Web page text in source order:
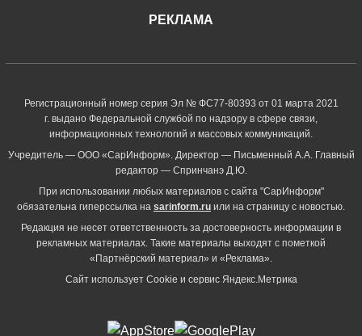
РЕКЛАМА
Регистрационный номер серия Эл № ФС77-80393 от 01 марта 2021
г. выдано Федеральной службой по надзору в сфере связи,
информационных технологий и массовых коммуникаций.
Учредитель — ООО «СарИнформ». Директор — Письменный А.А. Главный
редактор — Спринчанэ Д.Ю.
При использовании любых материалов с сайта "СарИнформ"
обязательна гиперссылка на sarinform.ru или на страницу с новостью.
Редакция не несет ответственность за достоверность информации в
рекламных материалах. Такие материалы выходят с пометкой
«Партнёрский материал» и «Реклама».
Сайт использует Cookie и сервиc Яндекс.Метрика